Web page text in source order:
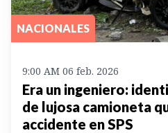
NACIONALES
9:00 AM 06 feb. 2026
Era un ingeniero:
de lujosa camioneta
accidente en SPS